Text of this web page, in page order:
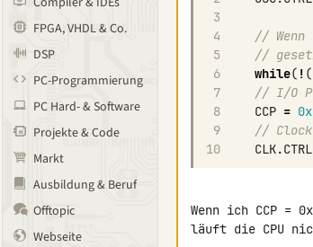
FPGA, VHDL & Co.
DSP
PC-Programmierung
PC Hard- & Software
Projekte & Code
Markt
Ausbildung & Beruf
Offtopic
Webseite
3
4
// Wenn
5
//
6
while( ! (
7
// I/O
8
CCP =
9
//
10
CLK.CTRL
Wenn ich CCP =
läuft die CPU